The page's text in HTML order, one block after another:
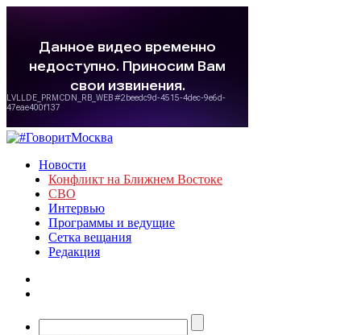
Новости
Конфликт на Ближнем Востоке
СВО
Интервью
Программы и ведущие
Сетка вещания
Редакция